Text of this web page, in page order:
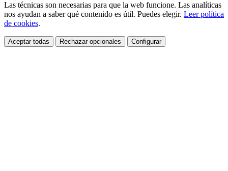
Las técnicas son necesarias para que la web funcione. Las analíticas
nos ayudan a saber qué contenido es útil. Puedes elegir. Leer política
de cookies.
Aceptar todas Rechazar opcionales Configurar